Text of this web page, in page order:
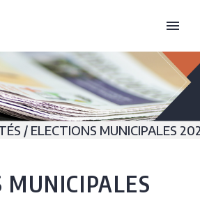
/ ELECTIONS MUNICIPALES
MUNICIPALES